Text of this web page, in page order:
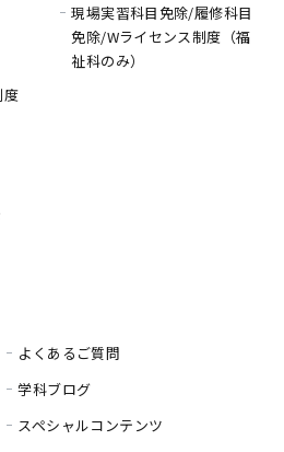
度
現場実習科目免除/履修科目
免除/Wライセンス制度（福
祉科のみ）
よくあるご質問
学科ブログ
スペシャルコンテンツ